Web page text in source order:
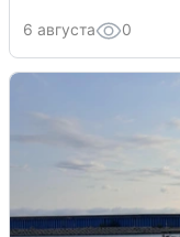
6 августа 0